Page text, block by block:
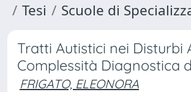
Tesi
Scuole di
Tratti Autistici nei Disturbi
Complessità Diagnostica
FRIGATO, ELEONORA